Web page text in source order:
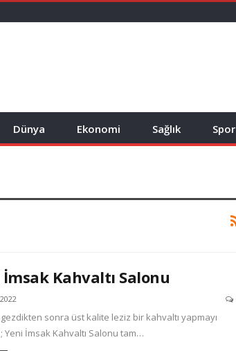
Dünya Ekonomi Sağlık Spor
Kahvaltı Salonu
gezdikten sonra üst kalite leziz bir kahvaltı yapmayı
Yeni İmsak Kahvaltı Salonu tam…